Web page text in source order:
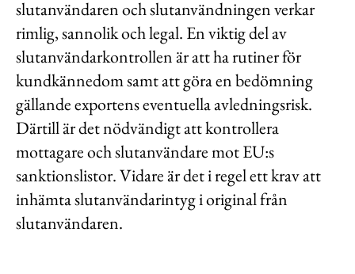
slutanvändaren och slutanvändningen verkar
rimlig, sannolik och legal. En viktig del av
slutanvändarkontrollen är att ha rutiner för
kundkännedom samt att göra en bedömning
gällande exportens eventuella avledningsrisk.
Därtill är det nödvändigt att kontrollera
mottagare och slutanvändare mot EU:s
sanktionslistor. Vidare är det i regel ett krav att
inhämta slutanvändarintyg i original från
slutanvändaren.